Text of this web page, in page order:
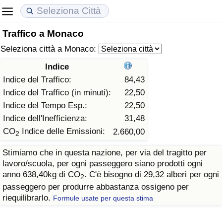
Traffico a Monaco
Seleziona città a Monaco:
Indice
Indice del Traffico:
84,43
Indice del Traffico (in minuti):
22,50
Indice del Tempo Esp.:
22,50
Indice dell'Inefficienza:
31,48
CO2 Indice delle Emissioni: 2.660,00
Stimiamo che in questa nazione, per via del tragitto per
lavoro/scuola, per ogni passeggero siano prodotti ogni
anno 638,40kg di CO2. C'è bisogno di 29,32 alberi per ogni
passeggero per produrre abbastanza ossigeno per
riequilibrarlo. Formule usate per questa stima
Costo della vita
Indice Del Costo Della Vita (corrente)
Indice Del Costo Della Vita
Indice del Costo della Vita per Nazione
ad Aqaba
Prezzi degli immobili
Indice del Prezzo delle Case (Corrente)
Indice del Prezzo delle Case
Indice del Prezzo delle Case per Nazione
Qualità della Vita
Indice della Qualità della Vita
Indice della Qualità della Vita (Corrente)
Indice della qualità della vita per Paese
Criminalità
Indice del Tasso di Criminalità (Corrente)
Indice della Criminalità